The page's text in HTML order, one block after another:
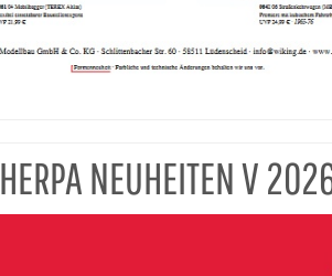
HERPA NEUHEITEN V